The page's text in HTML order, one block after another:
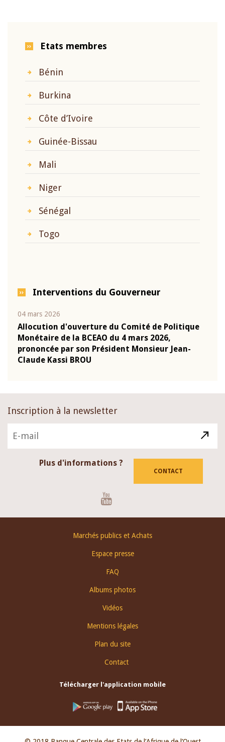
Etats membres
Bénin
Burkina
Côte d’Ivoire
Guinée-Bissau
Mali
Niger
Sénégal
Togo
Interventions du Gouverneur
04 mars 2026
Allocution d'ouverture du Comité de Politique
Monétaire de la BCEAO du 4 mars 2026,
prononcée par son Président Monsieur Jean-
Claude Kassi BROU
Inscription à la newsletter
Plus d'informations ?
CONTACT
Marchés publics et Achats
Espace presse
FAQ
Albums photos
Vidéos
Mentions légales
Plan du site
Contact
Télécharger l'application mobile